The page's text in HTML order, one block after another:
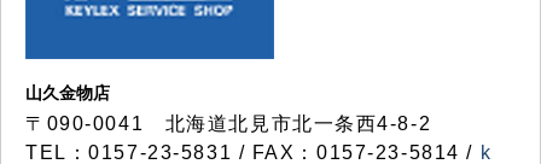
山久金物店
〒090-0041 北海道北見市北一条西4-8-2
TEL：0157-23-5831 / FAX：0157-23-5814 / k